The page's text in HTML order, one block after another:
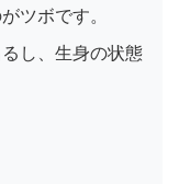
ツボです。
し、生身の状態